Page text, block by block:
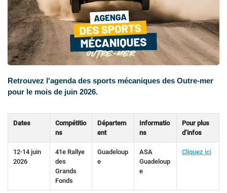
Retrouvez l'agenda des sports mécaniques des Outre-mer
pour le mois de juin 2026.
Dates
Compétitio
ns
Départem
ent
Informatio
ns
Pour plus
d’infos
12-14 juin
2026
41e Rallye
des
Grands
Fonds
Guadeloup
e
ASA
Guadeloup
e
Cliquez ici